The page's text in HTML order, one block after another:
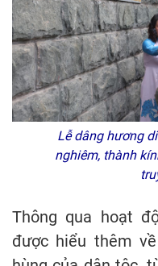
Lễ dâng hương
nghiêm, thành
Thông qua hoạt
được hiểu thêm